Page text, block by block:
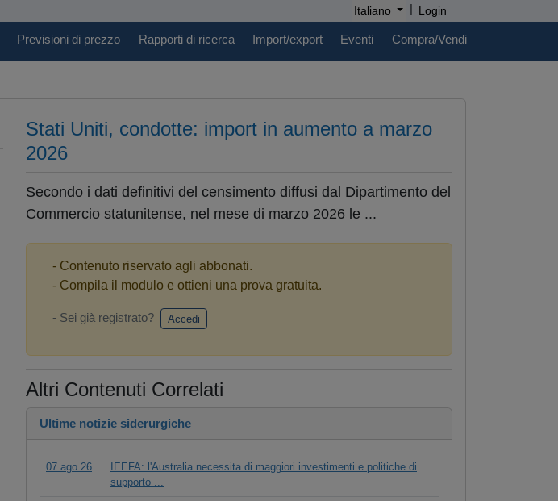
Italiano | Login
Previsioni di prezzo Rapporti di ricerca Import/export Eventi Compra/Vendi
Stati Uniti, condotte: import in aumento a marzo
2026
Secondo i dati definitivi del censimento diffusi dal Dipartimento del
Commercio statunitense, nel mese di marzo 2026 le ...
- Contenuto riservato agli abbonati.
- Compila il modulo e ottieni una prova gratuita.
- Sei già registrato? Accedi
Altri Contenuti Correlati
Ultime notizie siderurgiche
07 ago 26
IEEFA: l'Australia necessita di maggiori investimenti e politiche di
supporto ...